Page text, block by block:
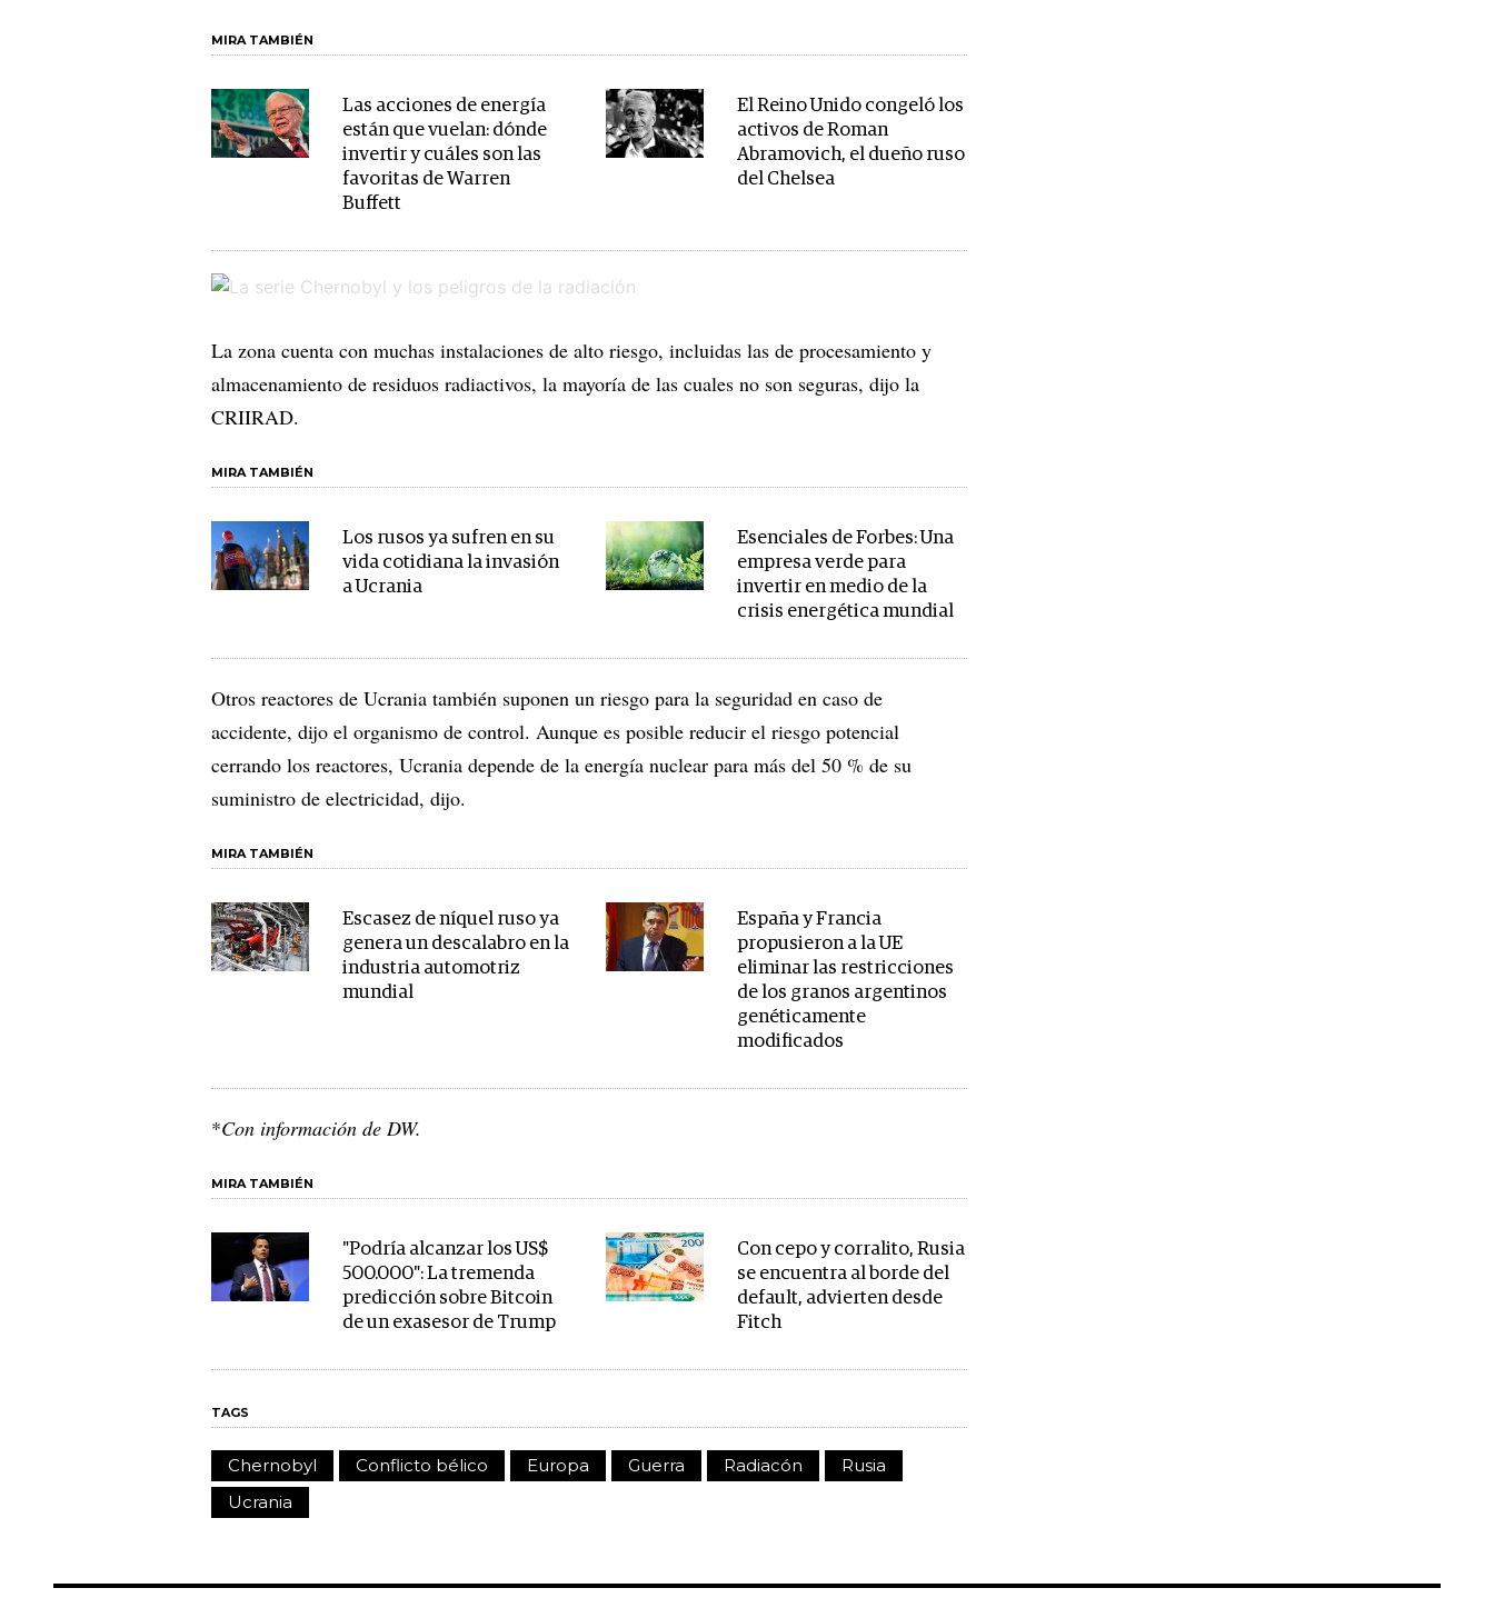
MIRA TAMBIÉN
Las acciones de energía
están que vuelan: dónde
invertir y cuáles son las
favoritas de Warren
Buffett
El Reino Unido congeló los
activos de Roman
Abramovich, el dueño ruso
del Chelsea
La zona cuenta con muchas instalaciones de alto riesgo, incluidas las de procesamiento y
almacenamiento de residuos radiactivos, la mayoría de las cuales no son seguras, dijo la
CRIIRAD.
MIRA TAMBIÉN
Los rusos ya sufren en su
vida cotidiana la invasión
a Ucrania
Esenciales de Forbes: Una
empresa verde para
invertir en medio de la
crisis energética mundial
Otros reactores de Ucrania también suponen un riesgo para la seguridad en caso de
accidente, dijo el organismo de control. Aunque es posible reducir el riesgo potencial
cerrando los reactores, Ucrania depende de la energía nuclear para más del 50 % de su
suministro de electricidad, dijo.
MIRA TAMBIÉN
Escasez de níquel ruso ya
genera un descalabro en la
industria automotriz
mundial
España y Francia
propusieron a la UE
eliminar las restricciones
de los granos argentinos
genéticamente
modificados
*Con información de DW.
MIRA TAMBIÉN
"Podría alcanzar los US$
500.000": La tremenda
predicción sobre Bitcoin
de un exasesor de Trump
Con cepo y corralito, Rusia
se encuentra al borde del
default, advierten desde
Fitch
TAGS
Chernobyl Conflicto bélico Europa Guerra Radiacón
Rusia
Ucrania